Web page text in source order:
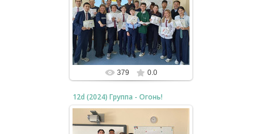
03.11.2024
Набор 2024
bzfar77
379 0.0
12d (2024) Группа - Огонь!